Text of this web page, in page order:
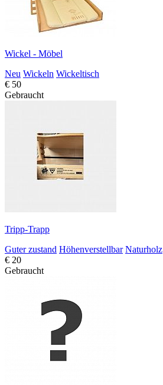
Wickel - Möbel
Neu Wickeln Wickeltisch
€ 50
Gebraucht
Tripp-Trapp
Guter zustand Höhenverstellbar Naturholz
€ 20
Gebraucht